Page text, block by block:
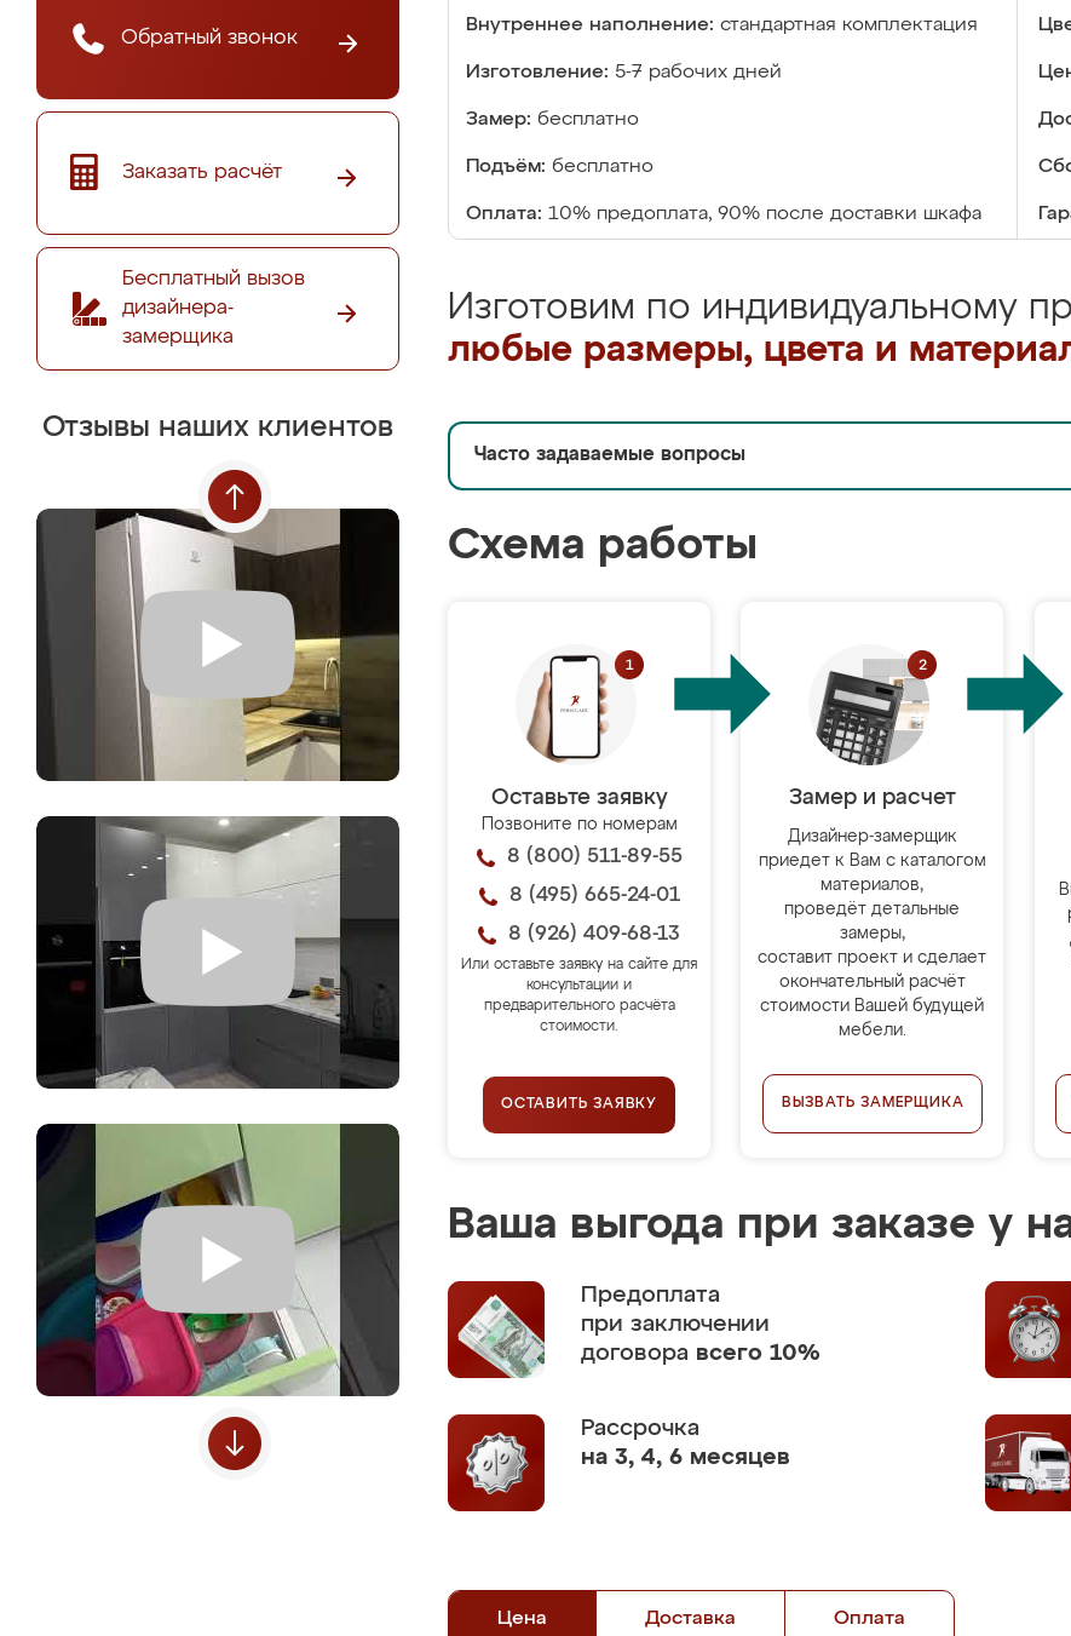
Обратный звонок
Заказать расчёт
Бесплатный вызов
дизайнера-
замерщика
Отзывы наших клиентов
Внутреннее наполнение: стандартная комплектация
Изготовление: 5-7 рабочих дней
Замер: бесплатно
Подъём: бесплатно
Оплата: 10% предоплата, 90% после доставки шкафа
Изготовим по индивидуальному
любые размеры, цвета и
Часто задаваемые вопросы
Схема работы
Оставьте заявку
Позвоните по номерам
8 (800) 511-89-55
8 (495) 665-24-01
8 (926) 409-68-13
Или оставьте заявку на сайте для
консультации и
предварительного расчёта
стоимости.
ОСТАВИТЬ ЗАЯВКУ
Замер и расчет
Дизайнер-замерщик
приедет к Вам с каталогом
материалов,
проведёт детальные
замеры,
составит проект и сделает
окончательный расчёт
стоимости Вашей будущей
мебели.
ВЫЗВАТЬ ЗАМЕРЩИКА
Ваша выгода при заказе у
Предоплата
при заключении
договора всего 10%
Рассрочка
на 3, 4, 6 месяцев
Цена Доставка Оплата